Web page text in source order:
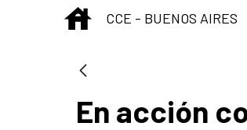
INICIO
CCE - BUENOS AIRES
En acción